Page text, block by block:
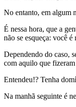
No entanto, em algum
É nessa hora, que a
não se esqueça: você
Dependendo do caso,
com aquilo que
Entendeu!? Tenha
Na manhã seguinte é